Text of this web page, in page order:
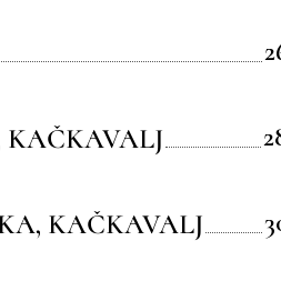
KAČKAVALJ